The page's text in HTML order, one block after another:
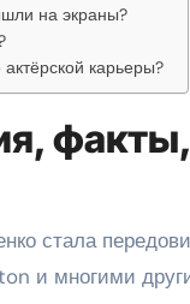
на экраны?
карьеры?
стала
и многими